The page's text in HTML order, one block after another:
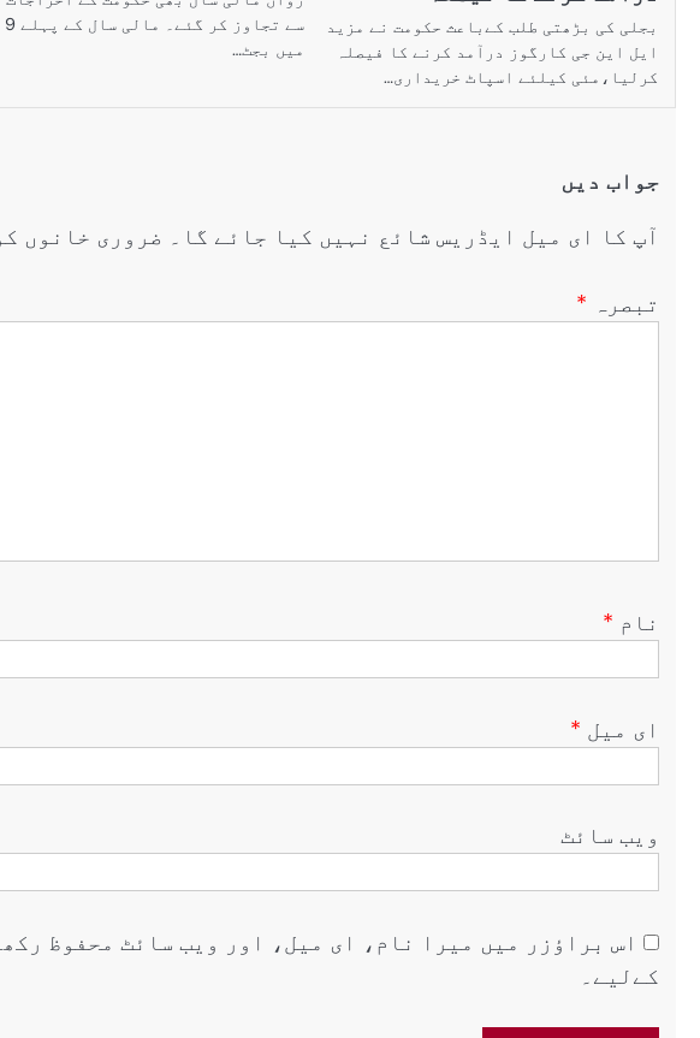
بجلی کی بڑھتی طلب کےباعث حکومت نے مزید
ایل این جی کارگوز درآمد کرنے کا فیصلہ
کرلیا،مئی کیلئے اسپاٹ خریداری…
میں بجٹ…
جواب دیں
آپ کا ای میل ایڈریس شائع نہیں کیا جائے گا۔ ضروری خانوں
تبصرہ *
نام *
ای میل *
ویب‌ سائٹ
اس براؤزر میں میرا نام، ای میل، اور ویب سائٹ محفوظ
کےلیے۔